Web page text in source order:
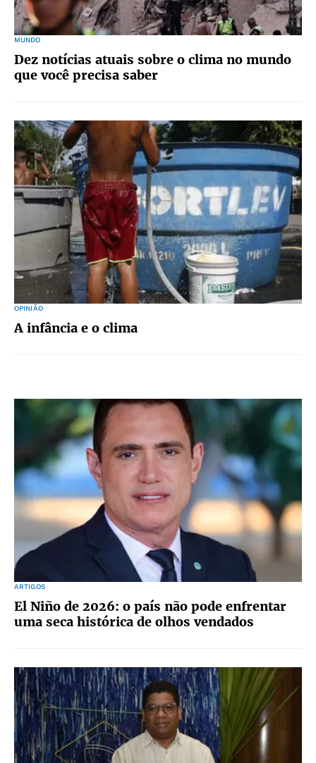
MUNDO
Dez notícias atuais sobre o clima no mundo
que você precisa saber
OPINIÃO
A infância e o clima
ARTIGOS
El Niño de 2026: o país não pode enfrentar
uma seca histórica de olhos vendados